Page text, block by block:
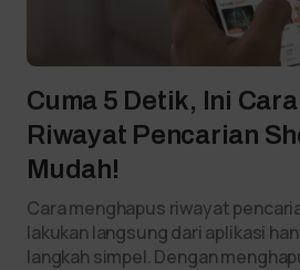
Cuma 5 Detik, Ini
Riwayat Pencarian
Mudah!
Cara menghapus riwayat
lakukan langsung dari aplikasi
langkah simpel. Dengan